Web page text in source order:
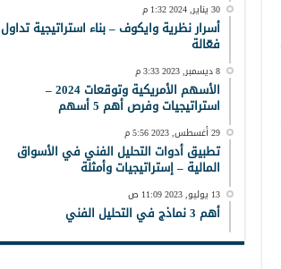
30 يناير, 2024 1:32 م
أسرار نظرية وايكوف – بناء استراتيجية تداول
فعّالة
8 ديسمبر, 2023 3:33 م
الأسهم الأمريكية وتوقعات 2024 –
استراتيجيات وفرص أهم 5 أسهم
29 أغسطس, 2023 5:56 م
تطبيق أدوات التحليل الفني في الأسواق
المالية – إستراتيجيات وأمثلة
13 يوليو, 2023 11:09 ص
أهم 3 نماذج في التحليل الفني